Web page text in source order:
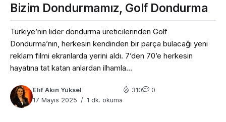
Bizim Dondurmamız, Golf Dondurma
Türkiye’nin lider dondurma üreticilerinden Golf
Dondurma’nın, herkesin kendinden bir parça bulacağı yeni
reklam filmi ekranlarda yerini aldı. 7’den 70’e herkesin
hayatına tat katan anlardan ilhamla...
Elif Akın Yüksel
17 Mayıs 2025
1 dk. okuma
310 0